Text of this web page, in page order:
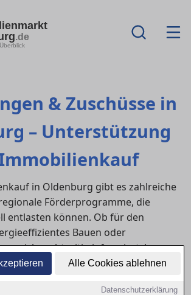
Alle Cookies ablehnen
Datenschutzerklärung
.de
& Zuschüsse in
– Unterstützung
in Oldenburg gibt es zahlreiche
Förderprogramme, die
entlasten können. Ob für den
Bauen oder
sich rechtzeitig informiert, kann
Euro sparen. Hier erfährst du,
besonders relevant sind.